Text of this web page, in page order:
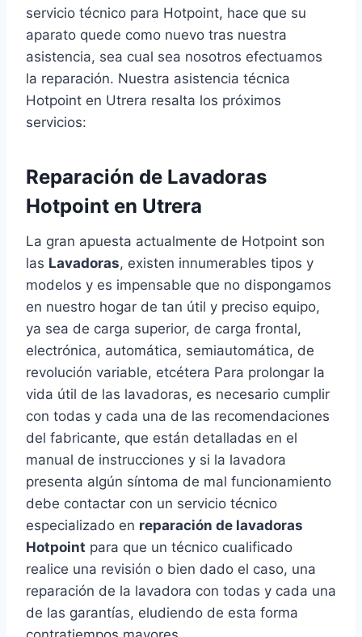
servicio técnico para Hotpoint, hace que su
aparato quede como nuevo tras nuestra
asistencia, sea cual sea nosotros efectuamos
la reparación. Nuestra asistencia técnica
Hotpoint en Utrera resalta los próximos
servicios:
Reparación de Lavadoras
Hotpoint en Utrera
La gran apuesta actualmente de Hotpoint son
las Lavadoras, existen innumerables tipos y
modelos y es impensable que no dispongamos
en nuestro hogar de tan útil y preciso equipo,
ya sea de carga superior, de carga frontal,
electrónica, automática, semiautomática, de
revolución variable, etcétera Para prolongar la
vida útil de las lavadoras, es necesario cumplir
con todas y cada una de las recomendaciones
del fabricante, que están detalladas en el
manual de instrucciones y si la lavadora
presenta algún síntoma de mal funcionamiento
debe contactar con un servicio técnico
especializado en reparación de lavadoras
Hotpoint para que un técnico cualificado
realice una revisión o bien dado el caso, una
reparación de la lavadora con todas y cada una
de las garantías, eludiendo de esta forma